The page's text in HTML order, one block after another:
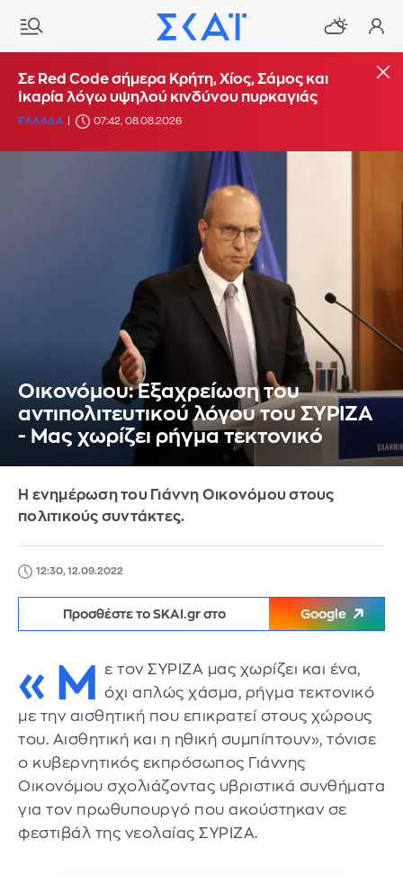
Σε Red Code σήμερα Κρήτη, Χίος, Σάμος και
Ικαρία λόγω υψηλού κινδύνου πυρκαγιάς
ΕΛΛΑΔΑ 07:42, 08.08.2026
Οικονόμου: Εξαχρείωση του
αντιπολιτευτικού λόγου του ΣΥΡΙΖΑ
- Μας χωρίζει ρήγμα τεκτονικό
Η ενημέρωση του Γιάννη Οικονόμου στους
πολιτικούς συντάκτες.
12:30, 12.09.2022
Προσθέστε το SKAI.gr στο Google
«Μ
ε τον ΣΥΡΙΖΑ μας χωρίζει και ένα,
όχι απλώς χάσμα, ρήγμα τεκτονικό
με την αισθητική που επικρατεί στους χώρους
του. Αισθητική και η ηθική συμπίπτουν», τόνισε
ο κυβερνητικός εκπρόσωπος Γιάννης
Οικονόμου σχολιάζοντας υβριστικά συνθήματα
για τον πρωθυπουργό που ακούστηκαν σε
φεστιβάλ της νεολαίας ΣΥΡΙΖΑ.